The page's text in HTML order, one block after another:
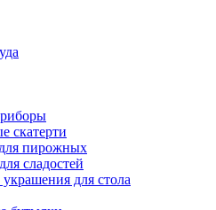
скатерти
пирожных
сладостей
для стола